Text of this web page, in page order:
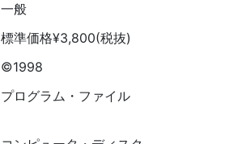
一般
標準価格¥3,800(税抜)
©1998
プログラム・ファイル